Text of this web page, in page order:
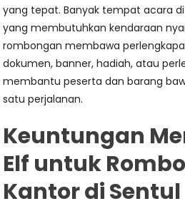
yang tepat. Banyak tempat acara
yang membutuhkan kendaraan
rombongan membawa
dokumen, banner, hadiah, atau
membantu peserta dan barang
satu perjalanan.
Keuntungan
Elf untuk
Kantor di Sentul